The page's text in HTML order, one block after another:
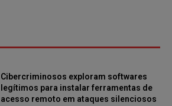
Cibercriminosos exploram softwares
legítimos para instalar ferramentas de
acesso remoto em ataques silenciosos